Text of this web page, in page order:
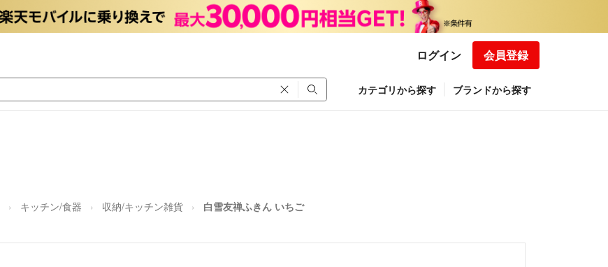
ログイン 会員登録
カテゴリから探す ブランドから探す
キッチン/食器 収納/キッチン雑貨 白雪友禅ふきん いちご